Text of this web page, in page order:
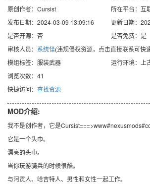
原创作者：Cursist
所在平台：互
发布日期：2024-03-09 13:09:16
更新日期：
是否开源：否
是否免费：是
审核人员： 系统怪(违规侵权资源，点击直接联系可快
模组标签：服装武器
运行环境：上
浏览次数：41
快捷访问： 查找资源
MOD介绍:
我不是创作者，它是
它是一个头巾。
漂亮的头巾。
当你玩游骑兵的时候很酷。
与阿贡人、哈吉特人、男性和女性一起工作。